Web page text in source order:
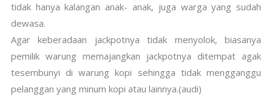
tidak hanya kalangan anak- anak, juga warga yang sudah
dewasa.
Agar keberadaan jackpotnya tidak menyolok, biasanya
pemilik warung memajangkan jackpotnya ditempat agak
tesembunyi di warung kopi sehingga tidak mengganggu
pelanggan yang minum kopi atau lainnya.(audi)